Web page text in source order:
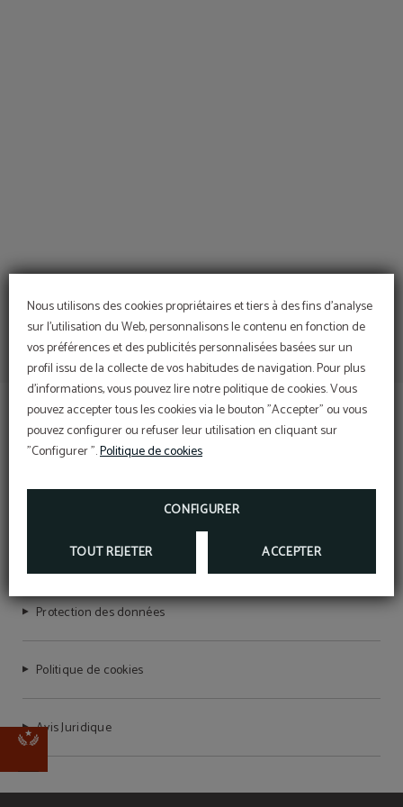
Nous utilisons des cookies propriétaires et tiers à des fins d'analyse
sur l'utilisation du Web, personnalisons le contenu en fonction de
vos préférences et des publicités personnalisées basées sur un
profil issu de la collecte de vos habitudes de navigation. Pour plus
d'informations, vous pouvez lire notre politique de cookies. Vous
pouvez accepter tous les cookies via le bouton "Accepter" ou vous
pouvez configurer ou refuser leur utilisation en cliquant sur
"Configurer ".Politique de cookies
CONFIGURER
TOUT REJETER ACCEPTER
HOTEL LEONARDO DA VINCI
CIR: 048017ALB0514
Protection des données
Politique de cookies
Avis Juridique